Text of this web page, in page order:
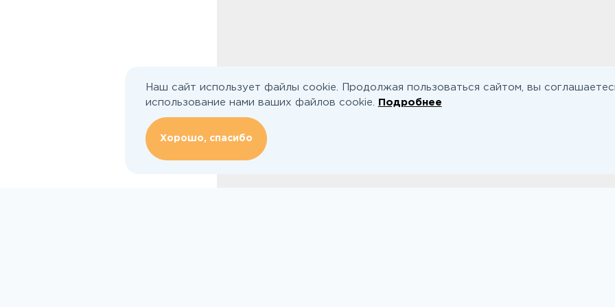
Наш сайт использует файлы cookie. Продолжая пользоваться сайтом, вы
использование нами ваших файлов cookie.
Подробнее
Хорошо, спасибо